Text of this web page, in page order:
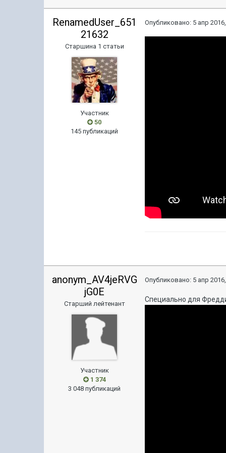
RenamedUser_651
21632
Старшина 1 статьи
Участник
50
145 публикаций
Опубликовано: 5 апр
anonym_AV4jeRVG
jG0E
Старший лейтенант
Участник
1 374
3 048 публикаций
Опубликовано: 5 апр
Специально для